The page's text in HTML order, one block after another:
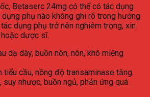
Betaserc 24mg có thể có tác dụng
phụ nào không ghi rõ trong hướng
dụng phụ trở nên nghiêm trọng, xin
dược sĩ.
dạ dày, buồn nôn, nôn, khô miệng
tiểu cầu, nồng độ transaminase tăng.
suy nhược, buồn ngủ, phản ứng quá